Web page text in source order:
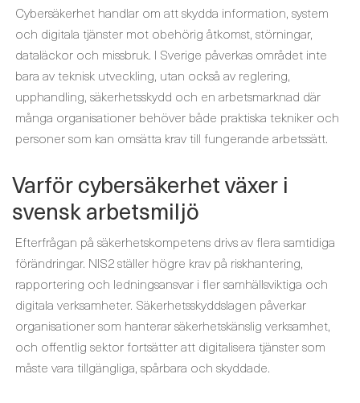
Cybersäkerhet handlar om att skydda information, system
och digitala tjänster mot obehörig åtkomst, störningar,
dataläckor och missbruk. I Sverige påverkas området inte
bara av teknisk utveckling, utan också av reglering,
upphandling, säkerhetsskydd och en arbetsmarknad där
många organisationer behöver både praktiska tekniker och
personer som kan omsätta krav till fungerande arbetssätt.
Varför cybersäkerhet växer i
svensk arbetsmiljö
Efterfrågan på säkerhetskompetens drivs av flera samtidiga
förändringar. NIS2 ställer högre krav på riskhantering,
rapportering och ledningsansvar i fler samhällsviktiga och
digitala verksamheter. Säkerhetsskyddslagen påverkar
organisationer som hanterar säkerhetskänslig verksamhet,
och offentlig sektor fortsätter att digitalisera tjänster som
måste vara tillgängliga, spårbara och skyddade.